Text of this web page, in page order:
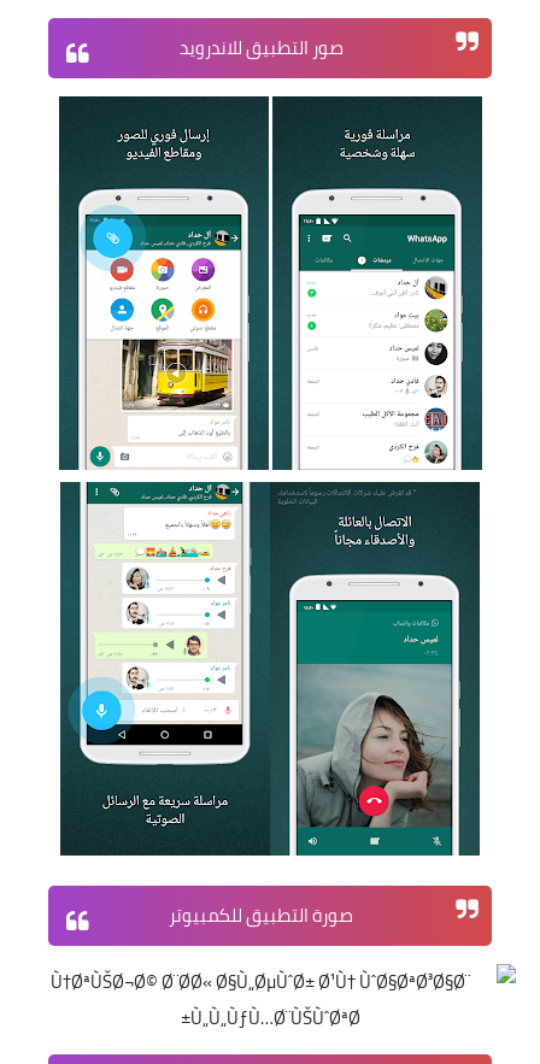
صور التطبيق للاندرويد
صورة التطبيق للكمبيوتر